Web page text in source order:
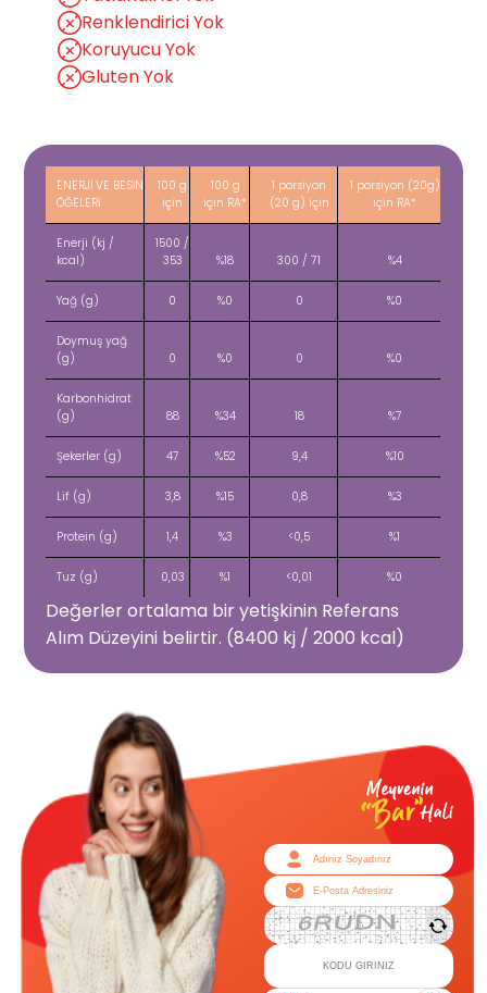
Renklendirici Yok
Koruyucu Yok
Gluten Yok
ENERJİ VE BESİN
ÖĞELERİ
100 g
için
100 g
için RA*
1 porsiyon
(20 g) için
1 porsiyon (20g)
için RA*
Enerji (kj /
kcal)
1500 /
353
%18 300 / 71 %4
Yağ (g) 0 %0 0 %0
Doymuş yağ
(g)
0 %0 0 %0
Karbonhidrat
(g)
88 %34 18 %7
Şekerler (g) 47 %52 9,4 %10
Lif (g) 3,8 %15 0,8 %3
Protein (g) 1,4 %3 <0,5 %1
Tuz (g) 0,03 %1 <0,01 %0
Değerler ortalama bir yetişkinin Referans
Alım Düzeyini belirtir. (8400 kj / 2000 kcal)